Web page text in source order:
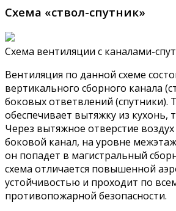
Схема «ствол-спутник»
Схема вентиляции с каналами-
Вентиляция по данной схеме
вертикального сборного канала
боковых ответвлений (спутники).
обеспечивает вытяжку из кухонь,
Через вытяжное отверстие воздух
боковой канал, на уровне
он попадет в магистральный
схема отличается повышенной
устойчивостью и проходит по
противопожарной безопасности.